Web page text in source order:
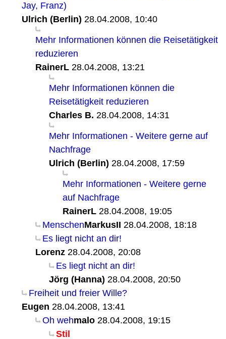
Jay, Franz)
Ulrich (Berlin) 28.04.2008, 10:40
Mehr Informationen können die Reisetätigkeit
reduzieren
RainerL 28.04.2008, 13:21
Mehr Informationen können die
Reisetätigkeit reduzieren
Charles B. 28.04.2008, 14:31
Mehr Informationen - Weitere gerne auf
Nachfrage
Ulrich (Berlin) 28.04.2008, 17:59
Mehr Informationen - Weitere gerne
auf Nachfrage
RainerL 28.04.2008, 19:05
MenschenMarkusII 28.04.2008, 18:18
Es liegt nicht an dir!
Lorenz 28.04.2008, 20:08
Es liegt nicht an dir!
Jörg (Hanna) 28.04.2008, 20:50
Freiheit und freier Wille?
Eugen 28.04.2008, 13:41
Oh wehmalo 28.04.2008, 19:15
Stil